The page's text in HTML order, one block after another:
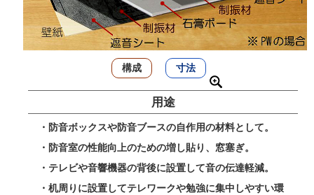
構成 寸法
用途
・防音ボックスや防音ブースの自作用の材料として。
・防音室の性能向上のための増し貼り、窓塞ぎ。
・テレビや音響機器の背後に設置して音の伝達軽減。
・机周りに設置してテレワークや勉強に集中しやすい環